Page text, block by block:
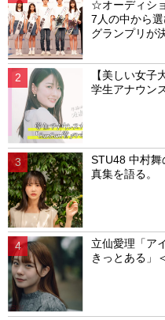
☆オーディシ
7人の中から
グランプリが
【美しい女子
学生アナウン
STU48 中村
真集を語る。
立仙愛理「ア
きっとある」